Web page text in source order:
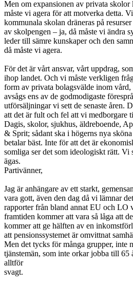
Men om expansionen av privata skolor
måste vi agera för att motverka detta.
kommunala skolan dräneras på
av skolpengen – ja, då måste vi ändra
leder till sämre kunskaper och den
då måste vi agera.
För det är vårt ansvar, vårt uppdrag,
ihop landet. Och vi måste verkligen
form av privata bolagsvälde inom
avsågs ens av de godmodigaste
utförsäljningar vi sett de senaste åren.
att det är fult och fel att vi medborgare
Dagis, skolor, sjukhus, äldreboende,
& Sprit; sådant ska i högerns nya
betalar bäst. Inte för att det är
somliga ser det som ideologiskt rätt. Vi
ägas.
Partivänner,
Jag är anhängare av ett starkt,
vara gott, även den dag då vi lämnar
rapporter från bland annat EU och LO
framtiden kommer att vara så låga att
kommer att ge hälften av en
att pensionssystemet är omvittnat
Men det tycks för många grupper, inte
tjänstemän, som inte orkar jobba till 65
alltför
svagt.